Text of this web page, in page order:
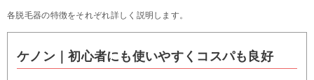
各脱毛器の特徴をそれぞれ詳しく説明します。
ケノン｜初心者にも使いやすくコスパも良好